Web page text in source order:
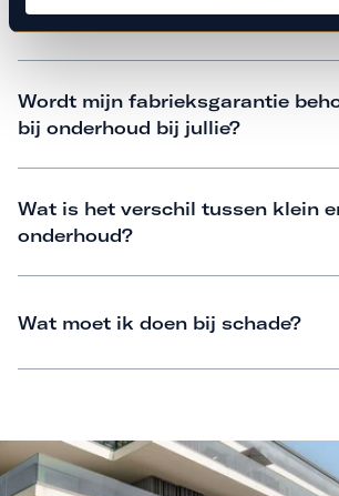
Is vervangend vervoer mogelijk?
Wordt mijn fabrieksgarantie
bij onderhoud bij jullie?
Wat is het verschil tussen klein
onderhoud?
Wat moet ik doen bij schade?